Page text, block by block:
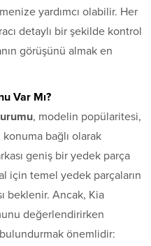
yardımcı olabilir. Her
detaylı bir şekilde kontrol
görüşünü almak en
Var Mı?
, modelin popülaritesi,
bağlı olarak
geniş bir yedek parça
için temel yedek parçaların
beklenir. Ancak, Kia
değerlendirirken
önemlidir: